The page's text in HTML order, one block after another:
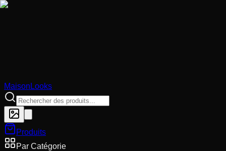
MaisonLooks
Produits
Par Catégorie